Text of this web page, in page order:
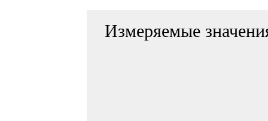
Измеряемые